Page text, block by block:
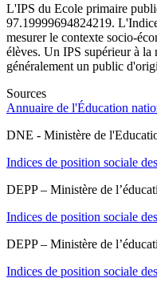
L'IPS du Ecole primaire
97.19999694824219.
mesurer le contexte socio-
élèves. Un IPS supérieur à
généralement un public
Sources
Annuaire de l'Éducation
DNE - Ministère de
Indices de position sociale
DEPP – Ministère de
Indices de position sociale
DEPP – Ministère de
Indices de position sociale